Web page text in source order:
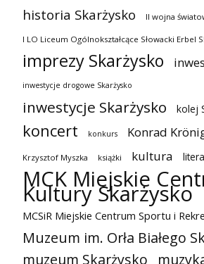
historia Skarżysko II wojna
I LO Liceum Ogólnokształcące Słowacki Erbel
imprezy Skarżysko
inwestycje drogowe Skarżysko
inwestycje Skarżysko kolej
koncert konkurs Konrad
Krzysztof Myszka książki kultura
MCK Miejskie
Kultury Skarżysko
MCSiR Miejskie Centrum Sportu i
Muzeum im. Orła Białego
muzeum Skarżysko